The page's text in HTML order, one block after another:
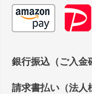
銀行振込（ご入金
請求書払い（法人